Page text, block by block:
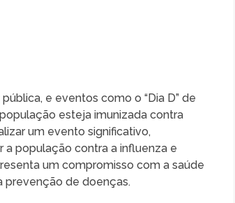
e eventos como o “Dia D” de
esteja imunizada contra
um evento significativo,
população contra a influenza e
um compromisso com a saúde
prevenção de doenças.